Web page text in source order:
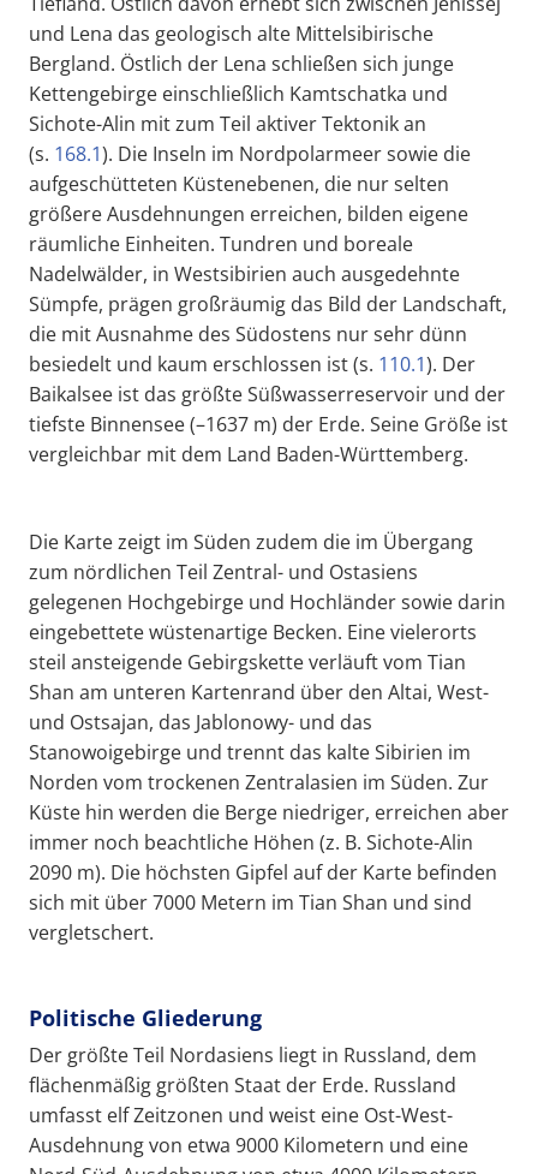
und Lena das geologisch alte Mittelsibirische
Bergland. Östlich der Lena schließen sich junge
Kettengebirge einschließlich Kamtschatka und
Sichote-Alin mit zum Teil aktiver Tektonik an
(s. 168.1). Die Inseln im Nordpolarmeer sowie die
aufgeschütteten Küstenebenen, die nur selten
größere Ausdehnungen erreichen, bilden eigene
räumliche Einheiten. Tundren und boreale
Nadelwälder, in Westsibirien auch ausgedehnte
Sümpfe, prägen großräumig das Bild der Landschaft,
die mit Ausnahme des Südostens nur sehr dünn
besiedelt und kaum erschlossen ist (s. 110.1). Der
Baikalsee ist das größte Süßwasserreservoir und der
tiefste Binnensee (–1637 m) der Erde. Seine Größe ist
vergleichbar mit dem Land Baden-Württemberg.
Die Karte zeigt im Süden zudem die im Übergang
zum nördlichen Teil Zentral- und Ostasiens
gelegenen Hochgebirge und Hochländer sowie darin
eingebettete wüstenartige Becken. Eine vielerorts
steil ansteigende Gebirgskette verläuft vom Tian
Shan am unteren Kartenrand über den Altai, West-
und Ostsajan, das Jablonowy- und das
Stanowoigebirge und trennt das kalte Sibirien im
Norden vom trockenen Zentralasien im Süden. Zur
Küste hin werden die Berge niedriger, erreichen aber
immer noch beachtliche Höhen (z. B. Sichote-Alin
2090 m). Die höchsten Gipfel auf der Karte befinden
sich mit über 7000 Metern im Tian Shan und sind
vergletschert.
Politische Gliederung
Der größte Teil Nordasiens liegt in Russland, dem
flächenmäßig größten Staat der Erde. Russland
umfasst elf Zeitzonen und weist eine Ost-West-
Ausdehnung von etwa 9000 Kilometern und eine